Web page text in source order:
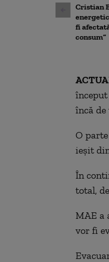
Cristian
fi
consum”
încă
O
ieșit
În
total,
MAE a
vor fi